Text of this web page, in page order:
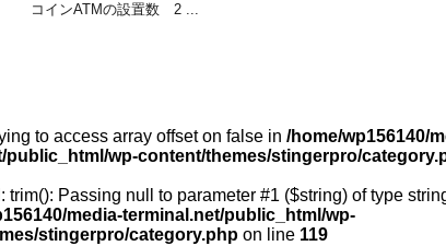
コインATMの設置数 2 ...
to access array offset on false in /home/wp156140/
public_html/wp-content/themes/stingerpro/
: trim(): Passing null to parameter #1 ($string) of type
media-terminal.net/public_html/wp-
stingerpro/category.php on line 119